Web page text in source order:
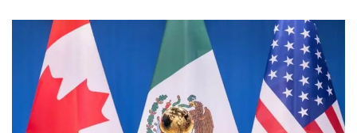
contenido